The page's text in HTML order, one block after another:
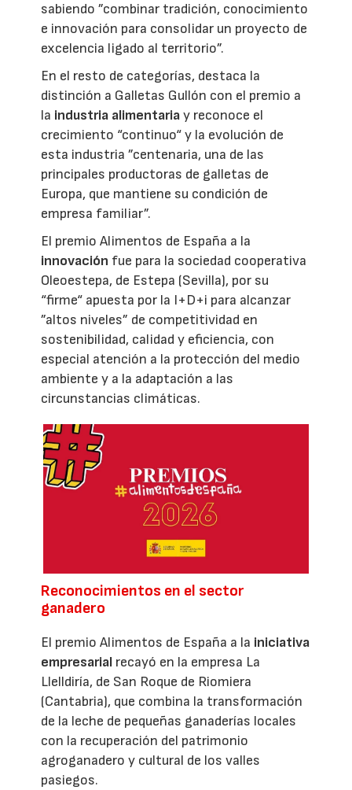
sabiendo ”combinar tradición, conocimiento
e innovación para consolidar un proyecto de
excelencia ligado al territorio”.
En el resto de categorías, destaca la
distinción a Galletas Gullón con el premio a
la industria alimentariay reconoce el
crecimiento “continuo“ y la evolución de
esta industria ”centenaria, una de las
principales productoras de galletas de
Europa, que mantiene su condición de
empresa familiar”.
El premio Alimentos de España a la
innovación fue para la sociedad cooperativa
Oleoestepa, de Estepa (Sevilla), por su
“firme“ apuesta por la I+D+i para alcanzar
”altos niveles” de competitividad en
sostenibilidad, calidad y eficiencia, con
especial atención a la protección del medio
ambiente y a la adaptación a las
circunstancias climáticas.
Reconocimientos en el sector
ganadero
El premio Alimentos de España a la iniciativa
empresarial recayó en la empresa La
Llelldiría, de San Roque de Riomiera
(Cantabria), que combina la transformación
de la leche de pequeñas ganaderías locales
con la recuperación del patrimonio
agroganadero y cultural de los valles
pasiegos.